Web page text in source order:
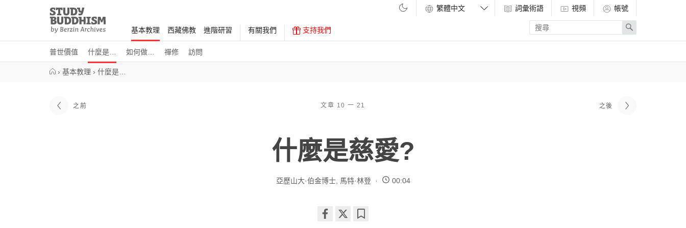
Study
Buddhism
Home
基本教理
普世價值 什麼是… 如何做… 禪修 訪問
西藏佛教 進階研習 有關我們 支持我們
詞彙術語 視頻
帳號
Enter
search
term
Search
› 基本教理 › 什麼是…
之前 文章 10 一 21 之後
什麼是慈愛?
亞歷山大·伯金博士, 馬特·林登 00:04